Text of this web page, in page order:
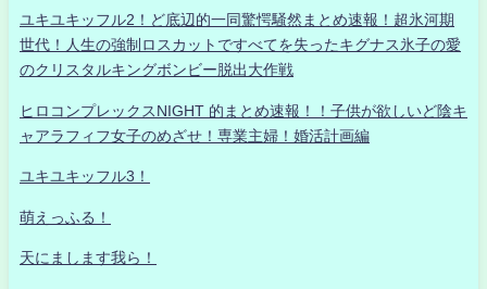
ユキユキッフル2！ど底辺的一同驚愕騒然まとめ速報！超氷河期
世代！人生の強制ロスカットですべてを失ったキグナス氷子の愛
のクリスタルキングボンビー脱出大作戦
ヒロコンプレックスNIGHT 的まとめ速報！！子供が欲しいど陰キ
ャアラフィフ女子のめざせ！専業主婦！婚活計画編
ユキユキッフル3！
萌えっふる！
天にまします我ら！